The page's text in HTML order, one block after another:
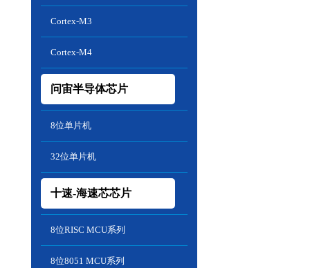
Cortex-M3
Cortex-M4
问宙半导体芯片
8位单片机
32位单片机
十速-海速芯芯片
8位RISC MCU系列
8位8051 MCU系列